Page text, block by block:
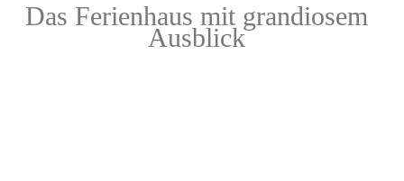
Das Ferienhaus mit grandiosem
Ausblick